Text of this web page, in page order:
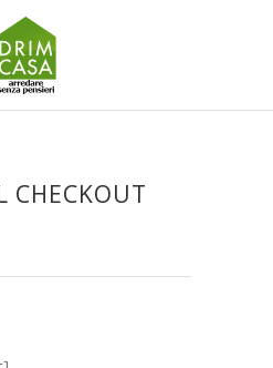
CHECKOUT